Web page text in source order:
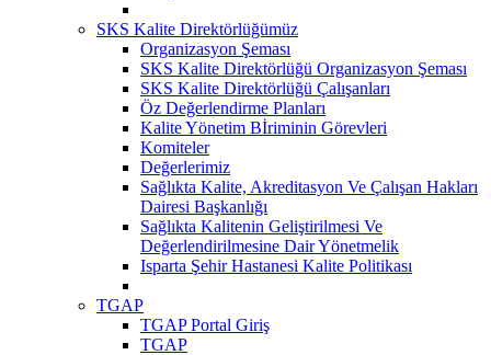
SKS Kalite Direktörlüğümüz
Organizasyon Şeması
SKS Kalite Direktörlüğü Organizasyon Şeması
SKS Kalite Direktörlüğü Çalışanları
Öz Değerlendirme Planları
Kalite Yönetim Bİriminin Görevleri
Komiteler
Değerlerimiz
Sağlıkta Kalite, Akreditasyon Ve Çalışan Hakları
Dairesi Başkanlığı
Sağlıkta Kalitenin Geliştirilmesi Ve
Değerlendirilmesine Dair Yönetmelik
Isparta Şehir Hastanesi Kalite Politikası
TGAP
TGAP Portal Giriş
TGAP